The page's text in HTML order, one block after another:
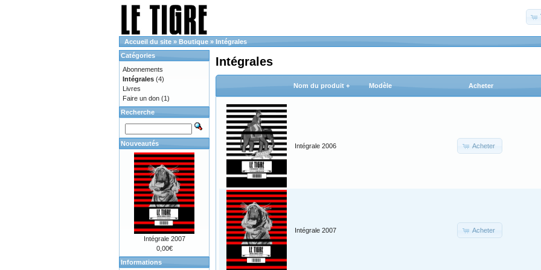
Accueil du site » Boutique » Intégrales
Intégrales
Nom du produit + Modèle Acheter
Intégrale 2006 Acheter
Intégrale 2007 Acheter
Catégories
Abonnements
Intégrales (4)
Livres
Faire un don (1)
Recherche
Nouveautés
Intégrale 2007
0,00€
Informations